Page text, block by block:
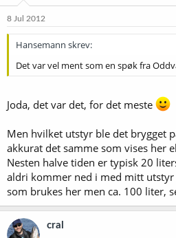
8 Jul 2012
Hansemann skrev:
Det var vel ment som en spøk fra
Joda, det var det, for det meste
Men hvilket utstyr ble det brygget
akkurat det samme som vises her
Nesten halve tiden er typisk 20
aldri kommer ned i med mitt
som brukes her men ca. 100 liter,
cral